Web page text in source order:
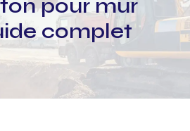
pour mur
complet